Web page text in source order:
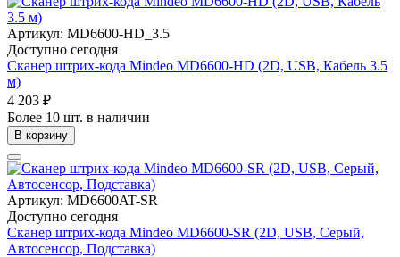
Артикул: MD6600-HD_3.5
Доступно сегодня
Сканер штрих-кода Mindeo MD6600-HD (2D, USB, Кабель 3.5
м)
4 203 ₽
Более 10 шт. в наличии
В корзину
Артикул: MD6600AT-SR
Доступно сегодня
Сканер штрих-кода Mindeo MD6600-SR (2D, USB, Серый,
Автосенсор, Подставка)